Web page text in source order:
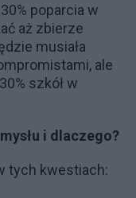
poparcia w
aż zbierze
musiała
ale
szkół w
i dlaczego?
tych kwestiach: